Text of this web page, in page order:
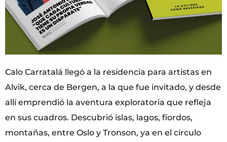
Calo Carratalá llegó a la residencia para artistas en
Alvik, cerca de Bergen, a la que fue invitado, y desde
allí emprendió la aventura exploratoria que refleja
en sus cuadros. Descubrió islas, lagos, fiordos,
montañas, entre Oslo y Tronson, ya en el círculo